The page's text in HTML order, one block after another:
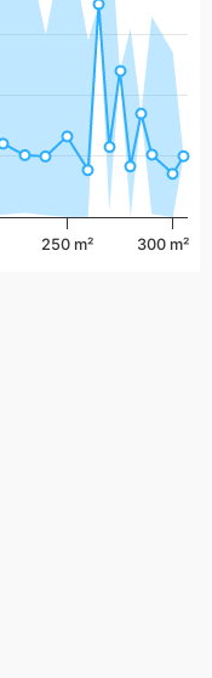
250 m² 300 m²